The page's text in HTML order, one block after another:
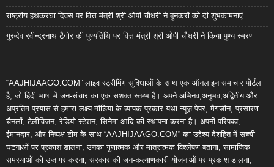
राष्ट्रीय हथकरघा दिवस पर वित्त मंत्री श्री ओपी चौधरी ने बुनकरों को दी शुभकामनाएं
गुरुदेव रवीन्द्रनाथ टैगोर की पुण्यतिथि पर वित्त मंत्री श्री ओपी चौधरी ने किया पुण्य स्मरण
“AAJHIJAAGO.COM” लाइव स्ट्रीमिंग सुविधाओं के साथ एक ऑनलाइन समाचार पोर्टल
है, जो हिंदी भाषा में जन-संचार का एक सशक्त स्तम्भ है। अपने अभिनव,अनुभव,अद्वितीय और
अप्रतिम प्रयास से हमारा लक्ष्य मीडिया के व्यापक प्रकार यथा न्यूज़ पेपर, मैगजीन, प्रसारण
चैनलों, टेलीविजन, रेडियो स्टेशन, सिनेमा आदि की स्थापना करना है। अपनी परिपक्व,
ईमानदार, और निष्पक्ष टीम के साथ “AAJHIJAAGO.COM” का उद्देश्य देशहित में सच्ची
घटनाओं पर प्रकाश डालना, उनका गुणात्मक और मात्रात्मक विश्लेषण बताना, सामाजिक
समस्याओं को उजागर करना, सरकार की जन-कल्याणकारी योजनाओं पर प्रकाश डालना,